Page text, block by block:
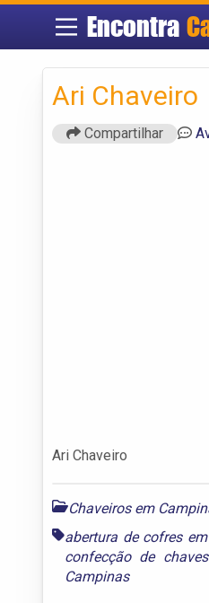
Encontra
Ari Chaveiro
Compartilhar
Ari Chaveiro
Chaveiros em
abertura de cofres
confecção de
Campinas